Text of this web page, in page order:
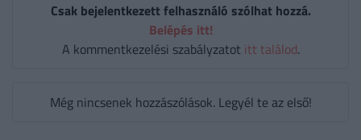
Csak bejelentkezett felhasználó szólhat hozzá.
Belépés itt!
A kommentkezelési szabályzatot itt találod.
Még nincsenek hozzászólások. Legyél te az első!